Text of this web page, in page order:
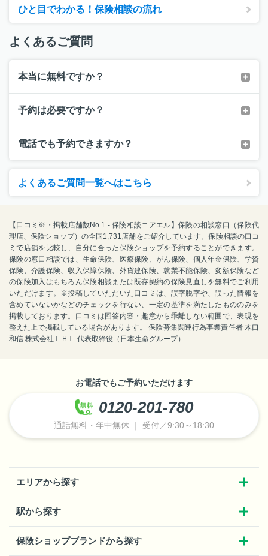
ひと目でわかる！保険相談の流れ
よくあるご質問
本当に無料ですか？
予約は必要ですか？
電話でも予約できますか？
よくあるご質問一覧へはこちら
【口コミ※・掲載店舗数No.1 - 保険相談ニアエル】保険の相談窓口（保険代
理店、保険ショップ）の全国1,731店舗をご紹介しています。保険相談の口コ
ミで店舗を比較し、自分に合った保険ショップを予約することができます。
保険の窓口相談では、生命保険、医療保険、がん保険、個人年金保険、学資
保険、介護保険、収入保障保険、外貨建保険、就業不能保険、変額保険など
の保険加入はもちろん保険相談または既存契約の保険見直しを無料でご利用
いただけます。※投稿していただいた口コミは、誤字脱字や、誤った情報を
含めていないかなどのチェックを行ない、一定の基準を満たしたもののみを
掲載しております。口コミは回答内容・趣意から乖離しない範囲で、表現を
整えた上で掲載している場合があります。 保険募集関連行為事業責任者 木口
和信 株式会社ＬＨＬ 代表取締役（日本生命グループ）
お電話でもご予約いただけます
0120-201-780
通話無料・年中無休 ｜ 受付／9:30～18:30
エリアから探す
駅から探す
保険ショップブランドから探す